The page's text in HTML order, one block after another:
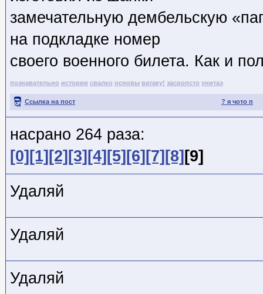
замечательную дембельскую
на подкладке номер
своего военного билета. Как и
познавательно истории свалко основы ватаку! засропсто унитаэ
? я чото п
Ссылка на пост
насрано 264 раза:
[0] [1] [2] [3] [4] [5] [6] [7] [8] [9]
Удаляй
Удаляй
Удаляй